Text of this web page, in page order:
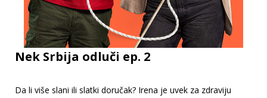
Nek Srbija odluči ep. 2
Da li više slani ili slatki doručak? Irena je uvek za zdraviju